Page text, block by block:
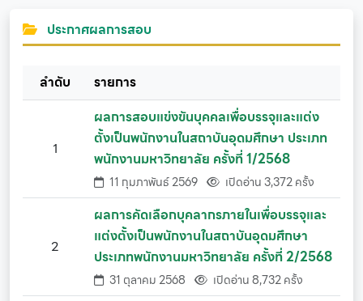
ประกาศผลการสอบ
ลำดับ รายการ
1
ผลการสอบแข่งขันบุคคลเพื่อบรรจุและแต่ง
ตั้งเป็นพนักงานในสถาบันอุดมศึกษา ประเภท
พนักงานมหาวิทยาลัย ครั้งที่ 1/2568
11 กุมภาพันธ์ 2569 เปิดอ่าน 3,372 ครั้ง
2
ผลการคัดเลือกบุคลากรภายในเพื่อบรรจุและ
แต่งตั้งเป็นพนักงานในสถาบันอุดมศึกษา
ประเภทพนักงานมหาวิทยาลัย ครั้งที่ 2/2568
31 ตุลาคม 2568 เปิดอ่าน 8,732 ครั้ง